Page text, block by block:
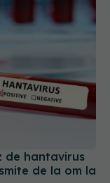
de hantavirus
de la om la